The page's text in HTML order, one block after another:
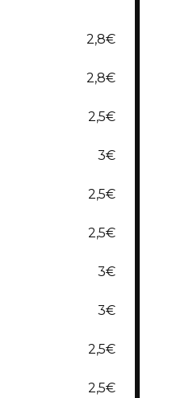
2,8€
2,8€
2,5€
3€
2,5€
2,5€
3€
3€
2,5€
2,5€